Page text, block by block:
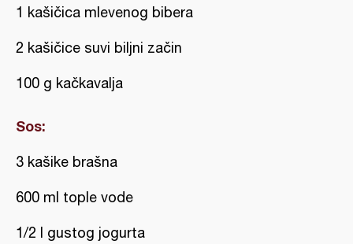
1 kašičica mlevenog bibera
2 kašičice suvi biljni začin
100 g kačkavalja
Sos:
3 kašike brašna
600 ml tople vode
1/2 l gustog jogurta